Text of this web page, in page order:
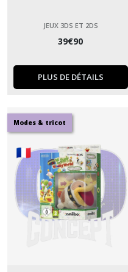
JEUX 3DS ET 2DS
39€90
PLUS DE DÉTAILS
Modes & tricot